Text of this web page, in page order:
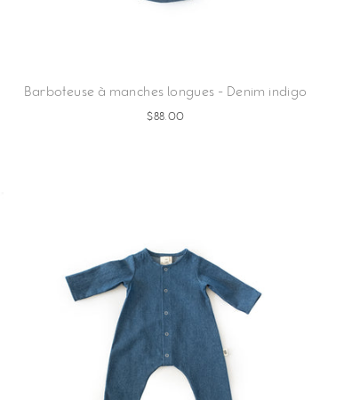
Barboteuse à manches longues - Denim indigo
$88.00